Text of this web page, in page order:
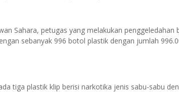
Sahara, petugas yang melakukan
sebanyak 996 botol plastik dengan jumlah
tiga plastik klip berisi narkotika jenis sabu-sabu